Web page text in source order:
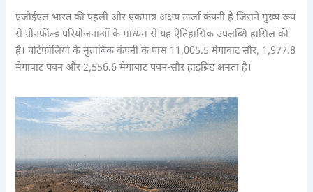
एजीईएल भारत की पहली और एकमात्र अक्षय ऊर्जा कंपनी है जिसने मुख्य रूप
से ग्रीनफील्ड परियोजनाओं के माध्यम से यह ऐतिहासिक उपलब्धि हासिल की
है। पोर्टफोलियो के मुताबिक कंपनी के पास 11,005.5 मेगावाट सौर, 1,977.8
मेगावाट पवन और 2,556.6 मेगावाट पवन-सौर हाइब्रिड क्षमता है।